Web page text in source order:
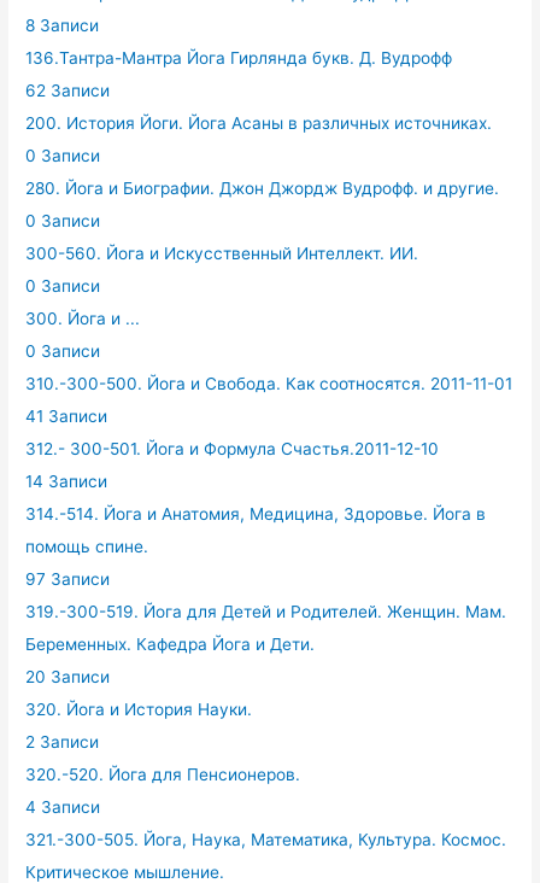
8 Записи
136.Тантра-Мантра Йога Гирлянда букв. Д. Вудрофф
62 Записи
200. История Йоги. Йога Асаны в различных источниках.
0 Записи
280. Йога и Биографии. Джон Джордж Вудрофф. и другие.
0 Записи
300-560. Йога и Искусственный Интеллект. ИИ.
0 Записи
300. Йога и ...
0 Записи
310.-300-500. Йога и Свобода. Как соотносятся. 2011-11-01
41 Записи
312.- 300-501. Йога и Формула Счастья.2011-12-10
14 Записи
314.-514. Йога и Анатомия, Медицина, Здоровье. Йога в
помощь спине.
97 Записи
319.-300-519. Йога для Детей и Родителей. Женщин. Мам.
Беременных. Кафедра Йога и Дети.
20 Записи
320. Йога и История Науки.
2 Записи
320.-520. Йога для Пенсионеров.
4 Записи
321.-300-505. Йога, Наука, Математика, Культура. Космос.
Критическое мышление.